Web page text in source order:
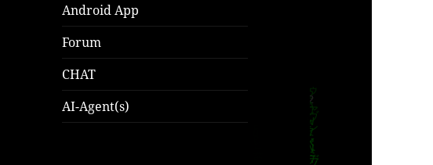
Android App
Forum
CHAT
AI-Agent(s)